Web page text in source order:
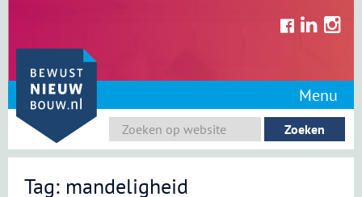
content
Menu
Tag: mandeligheid